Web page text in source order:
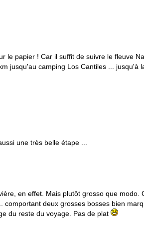
le papier ! Car il suffit de suivre le fleuve
jusqu'au camping Los Cantiles ... jusqu'à
une très belle étape ...
en effet. Mais plutôt grosso que modo.
comportant deux grosses bosses bien
du reste du voyage. Pas de plat